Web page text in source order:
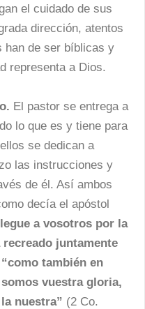
el cuidado de sus
dirección, atentos
han de ser bíblicas y
representa a Dios.
El pastor se entrega a
lo que es y tiene para
se dedican a
las instrucciones y
de él. Así ambos
decía el apóstol
a vosotros por la
juntamente
“como también en
vuestra gloria,
nuestra” (2 Co.